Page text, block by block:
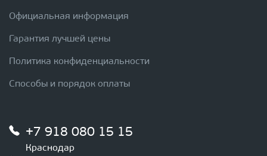
Официальная информация
Гарантия лучшей цены
Политика конфиденциальности
Способы и порядок оплаты
+7 918 080 15 15
Краснодар